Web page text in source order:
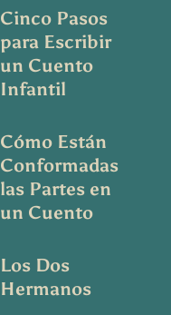
Cinco Pasos
para Escribir
un Cuento
Infantil
Cómo Están
Conformadas
las Partes en
un Cuento
Los Dos
Hermanos